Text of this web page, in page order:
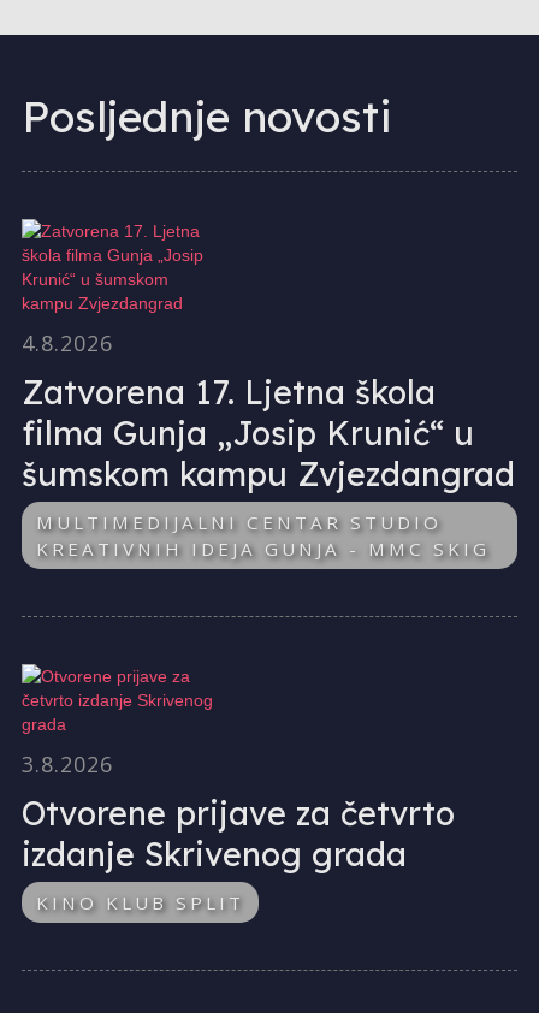
Posljednje novosti
4.8.2026
Zatvorena 17. Ljetna škola
filma Gunja „Josip Krunić“ u
šumskom kampu Zvjezdangrad
MULTIMEDIJALNI CENTAR STUDIO
KREATIVNIH IDEJA GUNJA - MMC SKIG
3.8.2026
Otvorene prijave za četvrto
izdanje Skrivenog grada
KINO KLUB SPLIT